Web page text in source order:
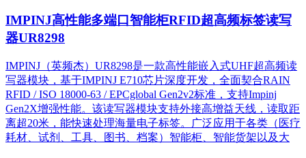
IMPINJ高性能多端口智能柜RFID超高频标签读写
器UR8298
IMPINJ（英频杰）UR8298是一款高性能嵌入式UHF超高频读
写器模块，基于IMPINJ E710芯片深度开发，全面契合RAIN
RFID / ISO 18000-63 / EPCglobal Gen2v2标准，支持Impinj
Gen2X增强性能。该读写器模块支持外接高增益天线，读取距
离超20米，能快速处理海量电子标签。广泛应用于各类（医疗
耗材、试剂、工具、图书、档案）智能柜、智能货架以及大